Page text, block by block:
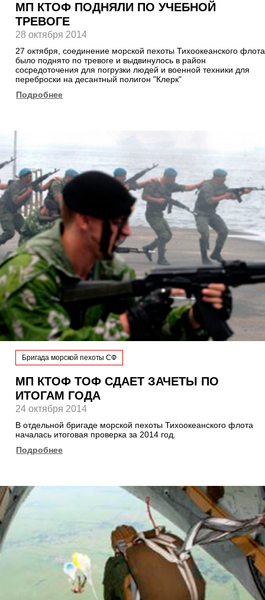
МП КТОФ ПОДНЯЛИ ПО УЧЕБНОЙ
ТРЕВОГЕ
28 октября 2014
27 октября, соединение морской пехоты Тихоокеанского флота
было поднято по тревоге и выдвинулось в район
сосредоточения для погрузки людей и военной техники для
переброски на десантный полигон "Клерк"
Подробнее
Бригада морской пехоты СФ
МП КТОФ ТОФ СДАЕТ ЗАЧЕТЫ ПО
ИТОГАМ ГОДА
24 октября 2014
В отдельной бригаде морской пехоты Тихоокеанского флота
началась итоговая проверка за 2014 год.
Подробнее